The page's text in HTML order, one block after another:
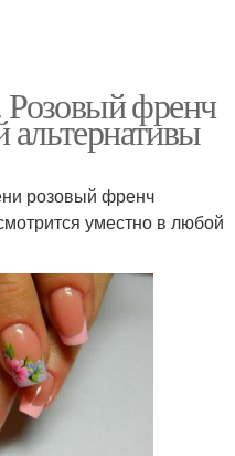
френч
розовый френч
уместно в любой